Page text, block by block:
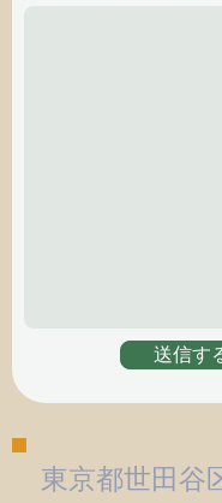
送信す
東京都世田谷